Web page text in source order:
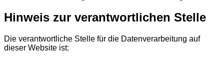
Hinweis zur verantwortlichen Stelle
Die verantwortliche Stelle für die Datenverarbeitung auf
dieser Website ist: